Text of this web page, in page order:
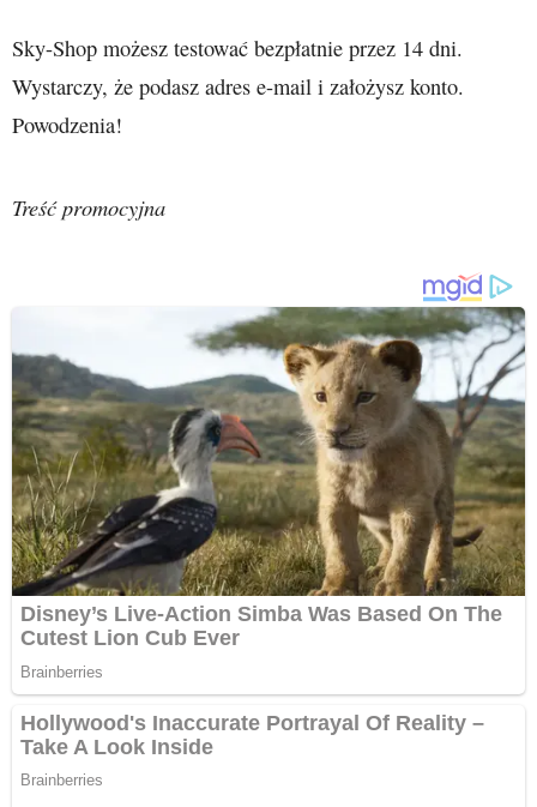
Sky-Shop możesz testować bezpłatnie przez 14 dni.
Wystarczy, że podasz adres e-mail i założysz konto.
Powodzenia!
Treść promocyjna